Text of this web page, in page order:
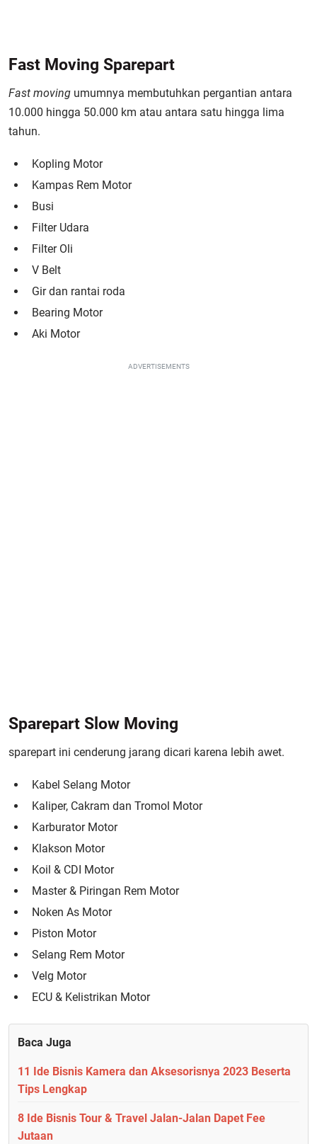
Fast Moving Sparepart
Fast moving umumnya membutuhkan pergantian antara
10.000 hingga 50.000 km atau antara satu hingga lima
tahun.
Kopling Motor
Kampas Rem Motor
Busi
Filter Udara
Filter Oli
V Belt
Gir dan rantai roda
Bearing Motor
Aki Motor
ADVERTISEMENTS
Sparepart Slow Moving
sparepart ini cenderung jarang dicari karena lebih awet.
Kabel Selang Motor
Kaliper, Cakram dan Tromol Motor
Karburator Motor
Klakson Motor
Koil & CDI Motor
Master & Piringan Rem Motor
Noken As Motor
Piston Motor
Selang Rem Motor
Velg Motor
ECU & Kelistrikan Motor
Baca Juga
11 Ide Bisnis Kamera dan Aksesorisnya 2023 Beserta
Tips Lengkap
8 Ide Bisnis Tour & Travel Jalan-Jalan Dapet Fee
Jutaan